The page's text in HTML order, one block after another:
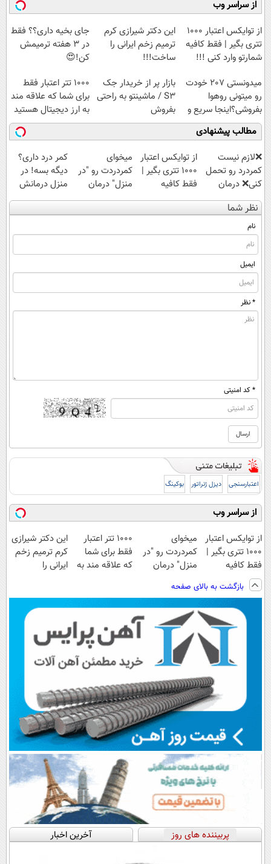
◂پرسشنامه▸
◗پرسش‌نامه◖
!!!
(◀پرسش‌نامه)
از سراسر وب
از توایکس اعتبار ۱۰۰۰
تتری بگیر | فقط کافیه
شمارتو وارد کنی !!!
این دکتر شیرازی کرم
ترمیم زخم ایرانی را
ساخت!!!
جای بخیه داری؟؟ فقط
در 3 هفته ترمیمش
کن!😍
میدونستی 207 خودت
رو میتونی روهوا
بفروشی؟اینجا سریع و
راحت بفروش
بازار پر از خریدار جک
S3 / ماشینتو به راحتی
بفروش
۱۰۰۰ تتر اعتبار فقط
برای شما که علاقه مند
به ارز دیجیتال هستید
!
مطالب پیشنهادی
❌لازم نیست
کمردرد رو تحمل
کنی❌ درمان
بدون جراحی و
قرص
(پرسشنامه)
از توایکس اعتبار
۱۰۰۰ تتری بگیر |
فقط کافیه
شمارتو وارد کنی
!!!
میخوای
کمردردت رو "در
منزل" درمان
کنی؟ (◂فیلم +
◂پرسش‌نامه)
کمر درد داری؟
دیگه بسه! در
منزل درمانش
کن
(◀پرسش‌نامه)
نظر شما
نام
ایمیل
* نظر
* کد امنیتی
اعتبارسنجی دیزل ژنراتور بوکینگ
از سراسر وب
از توایکس اعتبار
۱۰۰۰ تتری بگیر |
فقط کافیه
شمارتو وارد کنی
!!!
میخوای
کمردردت رو "در
منزل" درمان
◂پرسش‌نامه)
۱۰۰۰ تتر اعتبار
فقط برای شما
که علاقه مند به
این دکتر شیرازی
کرم ترمیم زخم
ایرانی را
بازگشت به بالای صفحه
پربیننده های روز آخرین اخبار